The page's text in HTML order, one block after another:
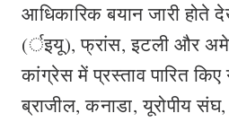
आधिकारिक बयान जारी होते
(र्इयू), फ्रांस, इटली और
कांग्रेस में प्रस्ताव पारित
ब्राजील, कनाडा, यूरोपीय